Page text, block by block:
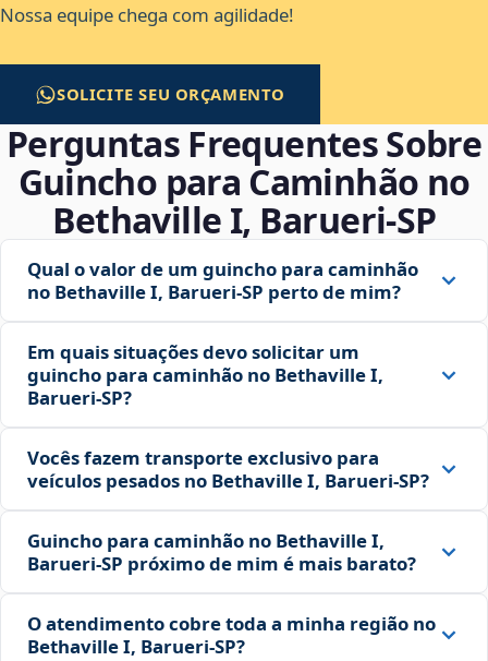
Nossa equipe chega com agilidade!
SOLICITE SEU ORÇAMENTO
Perguntas Frequentes Sobre
Guincho para Caminhão no
Bethaville I, Barueri‑SP
Qual o valor de um guincho para caminhão
no Bethaville I, Barueri‑SP perto de mim?
Em quais situações devo solicitar um
guincho para caminhão no Bethaville I,
Barueri‑SP?
Vocês fazem transporte exclusivo para
veículos pesados no Bethaville I, Barueri‑SP?
Guincho para caminhão no Bethaville I,
Barueri‑SP próximo de mim é mais barato?
O atendimento cobre toda a minha região no
Bethaville I, Barueri‑SP?